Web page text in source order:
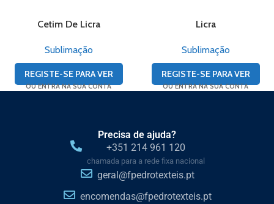
Cetim De Licra
Sublimação
REGISTE-SE PARA VER
OU ENTRA NA SUA CONTA
Licra
Sublimação
REGISTE-SE PARA VER
OU ENTRA NA SUA CONTA
Precisa de ajuda?
+351 214 961 120
chamada para a rede fixa nacional
geral@fpedrotexteis.pt
encomendas@fpedrotexteis.pt